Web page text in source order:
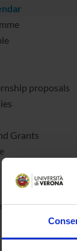
proposals
Grants
Students